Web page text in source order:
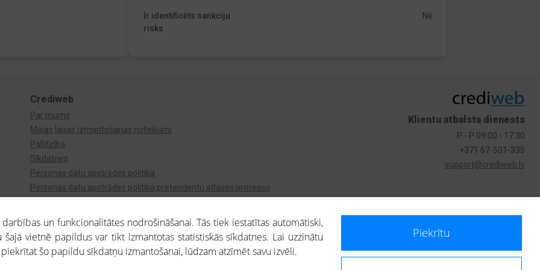
Ir identificēts sankciju
risks
Nē
Crediweb
Par mums
Mājas lapas izmantošanas noteikumi
Palīdzība
Sīkdatnes
Personas datu apstrādes politika
Personas datu apstrādes politika pretendentu atlases procesos
Klientu atbalsta dienests
P - P 09:00 - 17:30
+371 67-501-335
support@crediweb.lv
un funkcionalitātes nodrošināšanai. Tās tiek iestatītas automātiski,
vietnē papildus var tikt izmantotas statistiskās sīkdatnes. Lai uzzinātu
piekrītat šo papildu sīkdatņu izmantošanai, lūdzam atzīmēt savu izvēli.
Piekrītu